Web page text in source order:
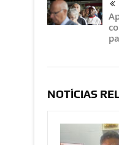
NOTÍCIAS